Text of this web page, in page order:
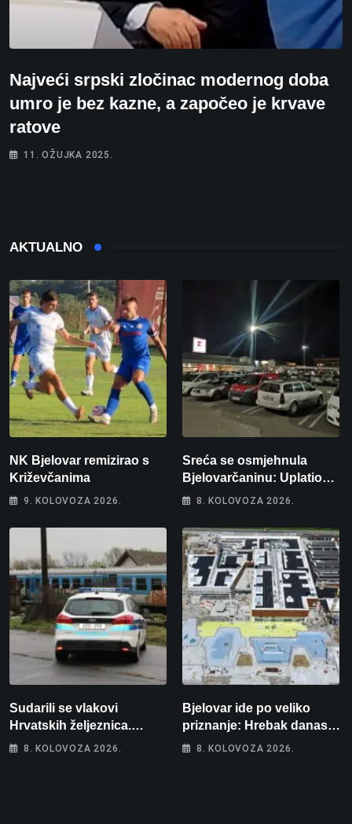
Najveći srpski zločinac modernog doba
umro je bez kazne, a započeo je krvave
ratove
11. OŽUJKA 2025.
AKTUALNO
NK Bjelovar remizirao s
Križevčanima
9. KOLOVOZA 2026.
Sreća se osmjehnula
Bjelovarčaninu: Uplatio
samo 4 eura, a osvojio
8. KOLOVOZA 2026.
Sudarili se vlakovi
Hrvatskih željeznica.
Šestero osoba teško
8. KOLOVOZA 2026.
Bjelovar ide po veliko
priznanje: Hrebak danas u
Parizu predstavlja
8. KOLOVOZA 2026.